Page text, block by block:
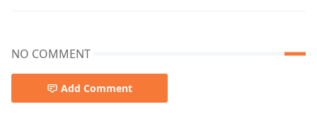
NO COMMENT
Add Comment